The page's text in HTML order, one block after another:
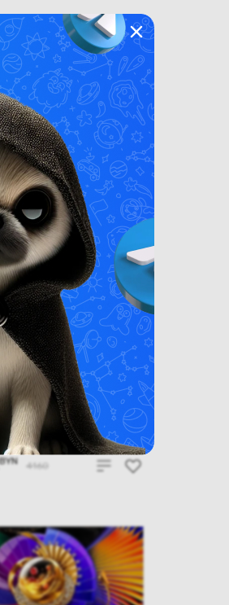
TCL
BYN 4160